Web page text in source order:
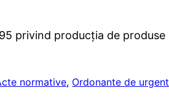
privind producţia de
normative, Ordonante de